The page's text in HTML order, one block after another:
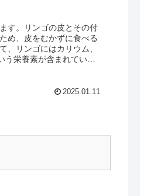
す。リンゴの皮とその付
め、皮をむかずに食べる
、リンゴにはカリウム、
栄養素が含まれていま
2025.01.11